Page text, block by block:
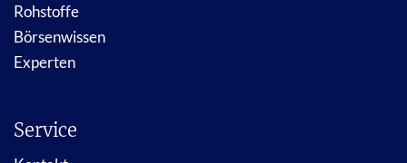
Rohstoffe
Börsenwissen
Experten
Service